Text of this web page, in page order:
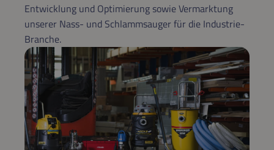
Entwicklung und Optimierung sowie Vermarktung
unserer Nass- und Schlammsauger für die Industrie-
Branche.